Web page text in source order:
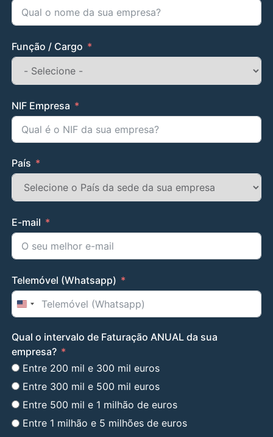
Função / Cargo
NIF Empresa
País
E-mail
Telemóvel (Whatsapp)
United States +1
Qual o intervalo de Faturação ANUAL da sua
empresa?
Entre 200 mil e 300 mil euros
Entre 300 mil e 500 mil euros
Entre 500 mil e 1 milhão de euros
Entre 1 milhão e 5 milhões de euros